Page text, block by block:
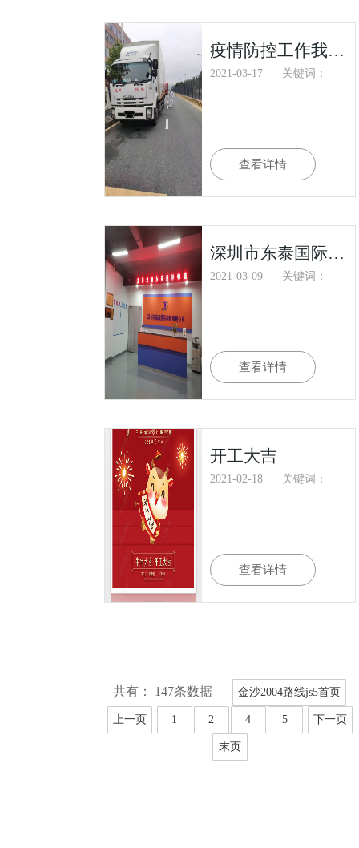
疫情防控工作我们在坚守
2021-03-17 关键词：
查看详情
深圳市东泰国际物流有限公司2021年3月份司务会
2021-03-09 关键词：
查看详情
开工大吉
2021-02-18 关键词：
查看详情
共有： 147条数据 金沙2004路线js5首页
上一页 1 2 4 5 下一页
末页